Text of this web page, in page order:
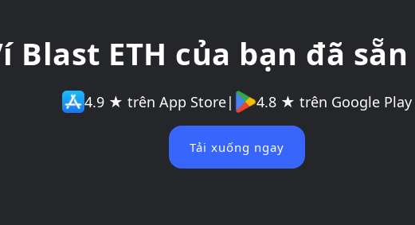
Blast ETH của bạn đã
4.9 ★ trên App Store| 4.8 ★ trên Google Play
Tải xuống ngay